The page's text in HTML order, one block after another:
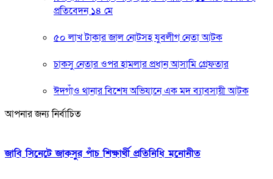
প্রতিবেদন ১৪ মে
৫০ লাখ টাকার জাল নোটসহ যুবলীগ নেতা আটক
চাকসু নেতার ওপর হামলার প্রধান আসামি গ্রেফতার
ঈদগাঁও থানার বিশেষ অভিযানে এক মদ ব্যাবসায়ী আটক
আপনার জন্য নির্বাচিত
জাবি সিনেটে জাকসুর পাঁচ শিক্ষার্থী প্রতিনিধি মনোনীত